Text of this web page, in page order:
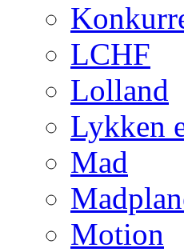
LCHF
Lolland
Lykken
Mad
Motion